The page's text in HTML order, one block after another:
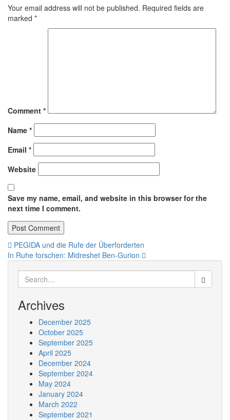
Your email address will not be published. Required fields are
marked *
Comment *
Name *
Email *
Website
Save my name, email, and website in this browser for the
next time I comment.
Post
navigation
PEGIDA und die Rufe der Überforderten
In Ruhe forschen: Midreshet Ben-Gurion
Search
for:
Archives
December 2025
October 2025
September 2025
April 2025
December 2024
September 2024
May 2024
January 2024
March 2022
September 2021